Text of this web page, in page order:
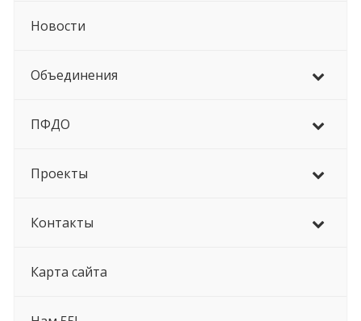
Новости
Объединения
ПФДО
Проекты
Контакты
Карта сайта